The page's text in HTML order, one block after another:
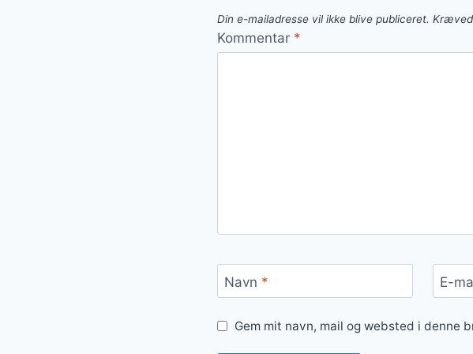
Din e-mailadresse vil ikke blive publiceret.
Kommentar *
Navn * E-
Gem mit navn, mail og websted i denne